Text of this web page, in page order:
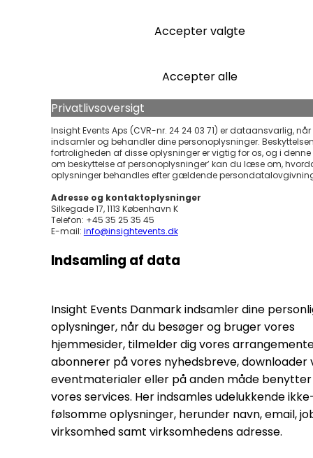
Accepter valgte
Accepter alle
Privatlivsoversigt
Insight Events Aps (CVR-nr. 24 24 03 71) er dataansvarlig, når
indsamler og behandler dine personoplysninger.
fortroligheden af disse oplysninger er vigtig for os, og i denne
om beskyttelse af personoplysninger’ kan du læse om,
oplysninger behandles efter gældende
Adresse og kontaktoplysninger
Silkegade 17, 1113 København K
Telefon: +45 35 25 35 45
E-mail: info@insightevents.dk
Indsamling af data
Insight Events Danmark indsamler dine
oplysninger, når du besøger og bruger vores
hjemmesider, tilmelder dig vores
abonnerer på vores nyhedsbreve, downloader
eventmaterialer eller på anden måde benytter
vores services. Her indsamles udelukkende
følsomme oplysninger, herunder navn, email,
virksomhed samt virksomhedens adresse.